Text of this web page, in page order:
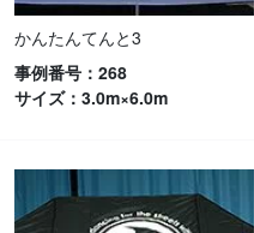
かんたんてんと3
事例番号：268
サイズ：3.0m×6.0m